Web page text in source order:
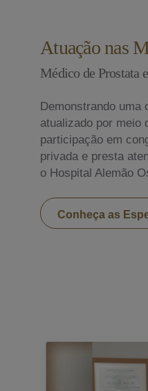
Atuação nas
Médico de Prostata
Demonstrando uma
atualizado por meio
participação em
privada e presta
o Hospital Alemão
Conheça as